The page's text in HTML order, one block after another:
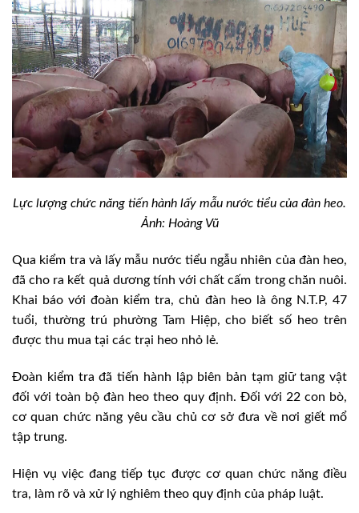
Lực lượng chức năng tiến hành lấy mẫu nước tiểu của đàn heo.
Ảnh: Hoàng Vũ
Qua kiểm tra và lấy mẫu nước tiểu ngẫu nhiên của đàn heo,
đã cho ra kết quả dương tính với chất cấm trong chăn nuôi.
Khai báo với đoàn kiểm tra, chủ đàn heo là ông N.T.P, 47
tuổi, thường trú phường Tam Hiệp, cho biết số heo trên
được thu mua tại các trại heo nhỏ lẻ.
Đoàn kiểm tra đã tiến hành lập biên bản tạm giữ tang vật
đối với toàn bộ đàn heo theo quy định. Đối với 22 con bò,
cơ quan chức năng yêu cầu chủ cơ sở đưa về nơi giết mổ
tập trung.
Hiện vụ việc đang tiếp tục được cơ quan chức năng điều
tra, làm rõ và xử lý nghiêm theo quy định của pháp luật.